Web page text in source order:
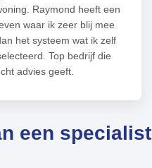
Raymond heeft een
waar ik zeer blij mee
het systeem wat ik zelf
Top bedrijf die
advies geeft.
een specialist